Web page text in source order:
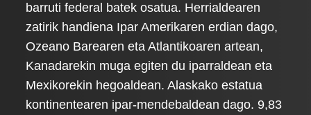
barruti federal batek osatua. Herrialdearen
zatirik handiena Ipar Amerikaren erdian dago,
Ozeano Barearen eta Atlantikoaren artean,
Kanadarekin muga egiten du iparraldean eta
Mexikorekin hegoaldean. Alaskako estatua
kontinentearen ipar-mendebaldean dago. 9,83